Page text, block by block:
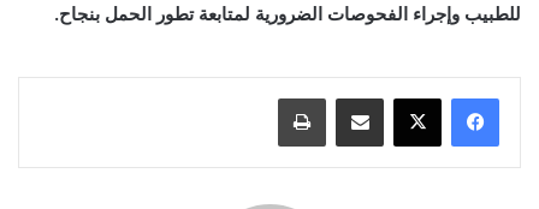
للطبيب وإجراء الفحوصات الضرورية لمتابعة تطور الحمل بنجاح.
مشاركة عبر البريد طباعة